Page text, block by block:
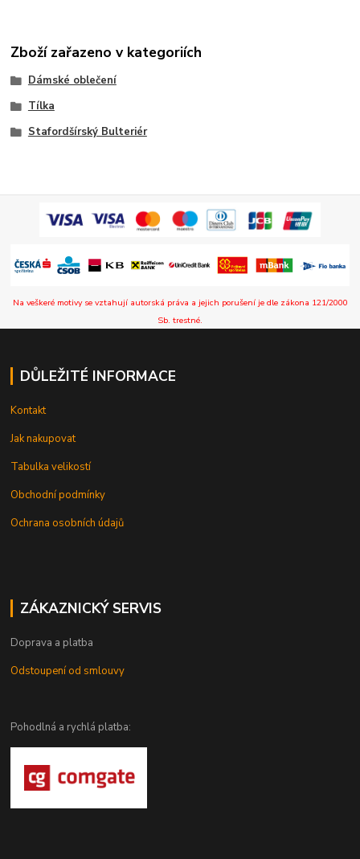
Zboží zařazeno v kategoriích
Dámské oblečení
Tílka
Stafordšírský Bulteriér
Na veškeré motivy se vztahují autorská práva a jejich porušení je dle zákona 121/2000
Sb. trestné.
DŮLEŽITÉ INFORMACE
Kontakt
Jak nakupovat
Tabulka velikostí
Obchodní podmínky
Ochrana osobních údajů
ZÁKAZNICKÝ SERVIS
Doprava a platba
Odstoupení od smlouvy
Pohodlná a rychlá platba: